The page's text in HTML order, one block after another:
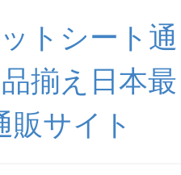
トシート通
揃え日本最
販サイト